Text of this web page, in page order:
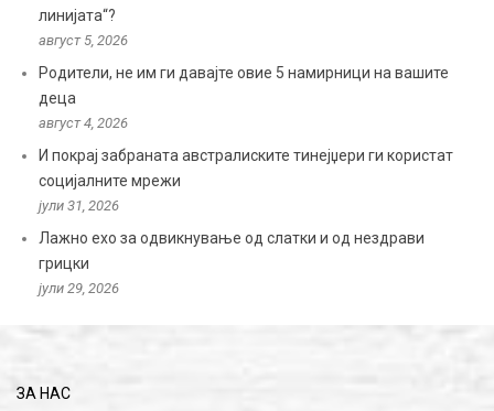
линијата“?
август 5, 2026
Родители, не им ги давајте овие 5 намирници на вашите
деца
август 4, 2026
И покрај забраната австралиските тинејџери ги користат
социјалните мрежи
јули 31, 2026
Лажно ехо за одвикнување од слатки и од нездрави
грицки
јули 29, 2026
ЗА НАС